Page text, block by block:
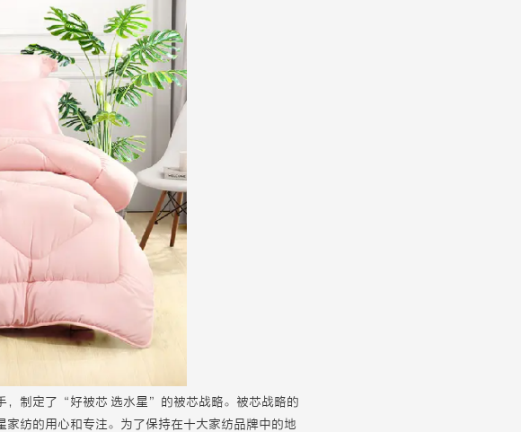
，制定了“好被芯 选水星”的被芯战略。被芯战略的
纺的用心和专注。为了保持在十大家纺品牌中的地